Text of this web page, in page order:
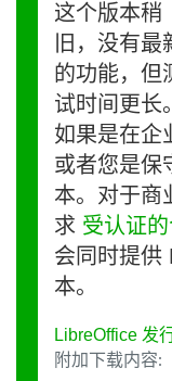
这个版本稍
旧，没有最
的功能，但
试时间更长。
如果是在企
或者您是保
本。对于商
求 受认证
会同时提供
本。
LibreOffice 发
附加下载内容: